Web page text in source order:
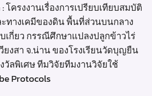
โครงงานเรื่องการเปรียบเทียบสมบัติ
ทางเคมีของดิน พื้นที่ส่วนบนกลาง
เกี่ยว กรรณีศึกษาแปลงปลูกข้าวไร่
ยงสา จ.น่าน ของโรงเรียนวัดบุญยืน
วัลพิเศษ ทีมวิจัยทีมงานวิจัยใช้
Protocols